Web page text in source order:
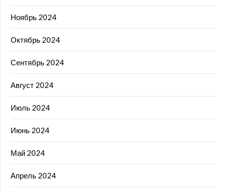
Ноябрь 2024
Октябрь 2024
Сентябрь 2024
Август 2024
Июль 2024
Июнь 2024
Май 2024
Апрель 2024